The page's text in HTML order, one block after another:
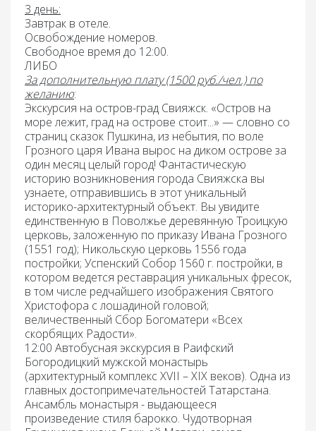
3 день:
Завтрак в отеле.
Освобождение номеров.
Свободное время до 12:00.
ЛИБО
За дополнительную плату (1500 руб./чел.) по
желанию:
Экскурсия на остров-град Свияжск. «Остров на
море лежит, град на острове стоит...» — словно со
страниц сказок Пушкина, из небытия, по воле
Грозного царя Ивана вырос на диком острове за
один месяц целый город! Фантастическую
историю возникновения города Свияжска вы
узнаете, отправившись в этот уникальный
историко-архитектурный объект. Вы увидите
единственную в Поволжье деревянную Троицкую
церковь, заложенную по приказу Ивана Грозного
(1551 год); Никольскую церковь 1556 года
постройки; Успенский Собор 1560 г. постройки, в
котором ведется реставрация уникальных фресок,
в том числе редчайшего изображения Святого
Христофора с лошадиной головой;
величественный Сбор Богоматери «Всех
скорбящих Радости».
12:00 Автобусная экскурсия в Раифский
Богородицкий мужской монастырь
(архитектурный комплекс ХVII – ХIХ веков). Одна из
главных достопримечательностей Татарстана.
Ансамбль монастыря - выдающееся
произведение стиля барокко. Чудотворная